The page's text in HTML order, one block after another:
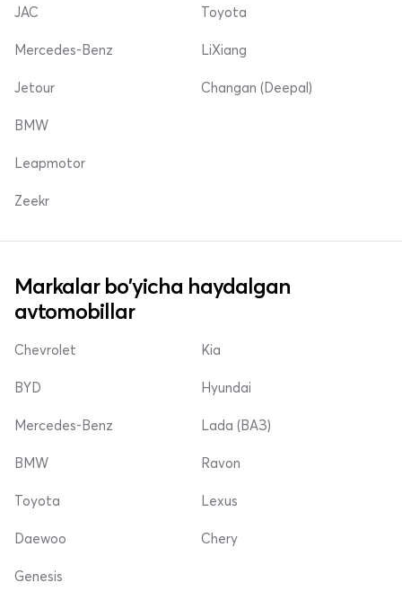
JAC
Mercedes-Benz
Jetour
Toyota
LiXiang
Changan (Deepal)
BMW
Leapmotor
Zeekr
Markalar bo'yicha haydalgan
avtomobillar
Chevrolet
BYD
Mercedes-Benz
Kia
Hyundai
Lada (ВАЗ)
BMW
Toyota
Daewoo
Ravon
Lexus
Chery
Genesis